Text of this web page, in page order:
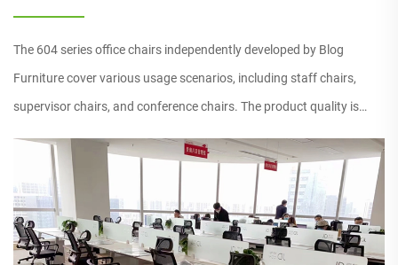
The 604 series office chairs independently developed by Blog
Furniture cover various usage scenarios, including staff chairs,
supervisor chairs, and conference chairs. The product quality is